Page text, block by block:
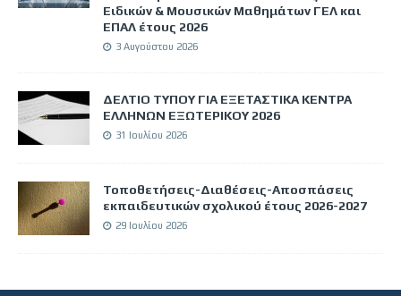
Ειδικών & Μουσικών Μαθημάτων ΓΕΛ και
ΕΠΑΛ έτους 2026
3 Αυγούστου 2026
ΔΕΛΤΙΟ ΤΥΠΟΥ ΓΙΑ ΕΞΕΤΑΣΤΙΚΑ ΚΕΝΤΡΑ
ΕΛΛΗΝΩΝ ΕΞΩΤΕΡΙΚΟΥ 2026
31 Ιουλίου 2026
Τοποθετήσεις-Διαθέσεις-Αποσπάσεις
εκπαιδευτικών σχολικού έτους 2026-2027
29 Ιουλίου 2026